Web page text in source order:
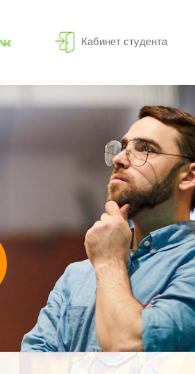
Кабинет студента